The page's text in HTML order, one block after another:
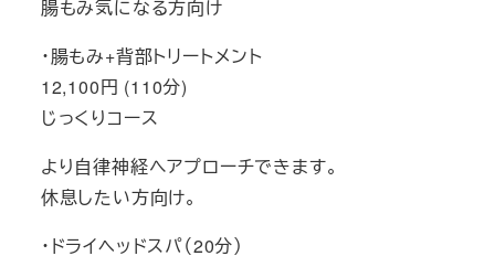
腸もみ気になる方向け
・腸もみ+背部トリートメント
12,100円 (110分)
じっくりコース
より自律神経へアプローチできます。
休息したい方向け。
・ドライヘッドスパ（20分）